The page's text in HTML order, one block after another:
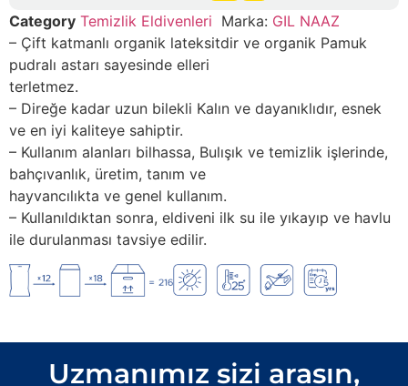
Category Temizlik Eldivenleri Marka: GIL NAAZ
– Çift katmanlı organik lateksitdir ve organik Pamuk
pudralı astarı sayesinde elleri
terletmez.
– Direğe kadar uzun bilekli Kalın ve dayanıklıdır, esnek
ve en iyi kaliteye sahiptir.
– Kullanım alanları bilhassa, Bulışık ve temizlik işlerinde,
bahçıvanlık, üretim, tanım ve
hayvancılıkta ve genel kullanım.
– Kullanıldıktan sonra, eldiveni ilk su ile yıkayıp ve havlu
ile durulanması tavsiye edilir.
Uzmanımız sizi arasın,